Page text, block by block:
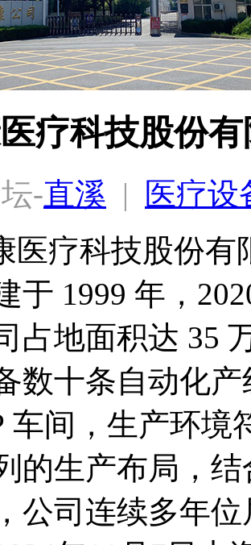
疗科技股份
-直溪 |
医疗设
医疗科技股份有
于 1999 年，
占地面积达 35
数十条自动化产
车间，生产环
的生产布局，
公司连续多年